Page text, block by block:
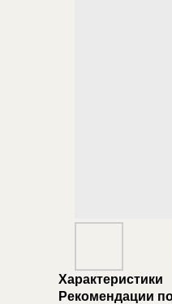
Характеристики
Рекомендации